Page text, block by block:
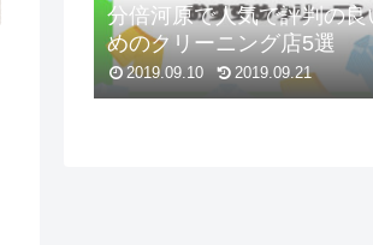
分倍河原で人気で評判の良
めのクリーニング店5選
2019.09.10 2019.09.21